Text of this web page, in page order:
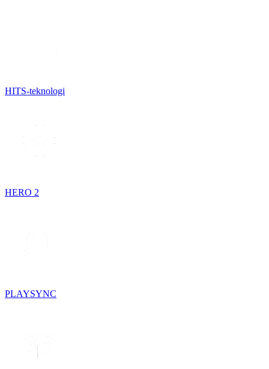
HITS-teknologi
HERO 2
PLAYSYNC